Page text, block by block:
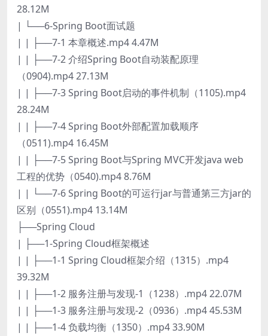
28.12M
| └──6-Spring Boot面试题
| | ├──7-1 本章概述.mp4 4.47M
| | ├──7-2 介绍Spring Boot自动装配原理
（0904).mp4 27.13M
| | ├──7-3 Spring Boot启动的事件机制（1105).mp4
28.24M
| | ├──7-4 Spring Boot外部配置加载顺序
（0511).mp4 16.45M
| | ├──7-5 Spring Boot与Spring MVC开发java web
工程的优势（0540).mp4 8.76M
| | └──7-6 Spring Boot的可运行jar与普通第三方jar的
区别（0551).mp4 13.14M
├──Spring Cloud
| ├──1-Spring Cloud框架概述
| | ├──1-1 Spring Cloud框架介绍（1315）.mp4
39.32M
| | ├──1-2 服务注册与发现-1（1238）.mp4 22.07M
| | ├──1-3 服务注册与发现-2（0936）.mp4 45.53M
| | ├──1-4 负载均衡（1350）.mp4 33.90M